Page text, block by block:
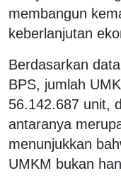
membangun
keberlanjutan
Berdasarkan
BPS, jumlah
56.142.687 unit,
antaranya
menunjukkan
UMKM bukan